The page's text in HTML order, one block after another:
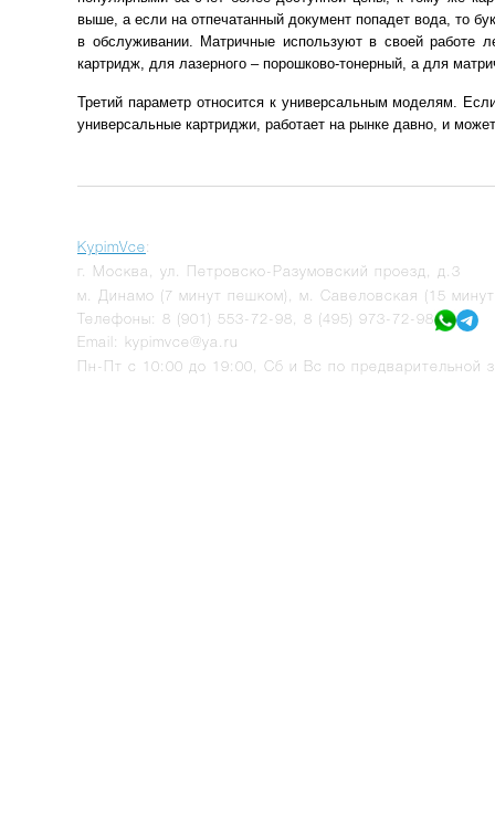
выше, а если на отпечатанный документ попадет вода, то
в обслуживании. Матричные используют в своей работе
картридж, для лазерного – порошково-тонерный, а для
Третий параметр относится к универсальным моделям.
универсальные картриджи, работает на рынке давно, и
KypimVce:
г.
Москва
ул. Петровско-Разумовский проезд, д.3
м. Динамо (7 минут пешком), м. Савеловская (15
Телефоны: 8 (901) 553-72-98
8 (495) 973-72-98
Email: kypimvce@ya.ru
Пн-Пт с 10:00 до 19:00, Сб и Вс по предварительной